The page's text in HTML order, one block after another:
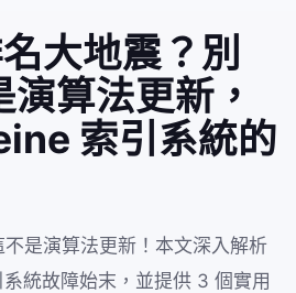
大地震？別
算法更新，
索引系統的
是演算法更新！本文深入解析
統故障始末，並提供 3 個實用